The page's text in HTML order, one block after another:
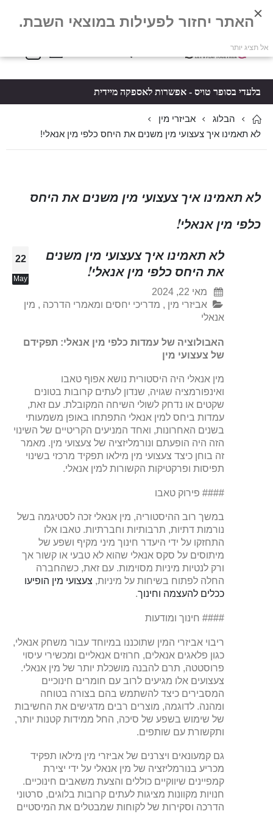
Toggle
סל קניות
בלעדי בסופר טויס - אפשרות לאספקה מיידית
הבלוג
אביזרי מין
לא תאמינו איך צעצועי מין משנים את היחס כלפי מין אנאלי!
לא תאמינו איך צעצועי מין משנים את היחס
כלפי מין אנאלי!
22
May
לא תאמינו איך צעצועי מין משנים
את היחס כלפי מין אנאלי!
מאי 22, 2024
אביזרי מין , מדריכי יחסים ומאמרי הדרכה , מין
אנאלי
האבולוציה של עמדות כלפי מין אנאלי: תפקידם
של צעצועי מין
מין אנאלי היה היסטורית נושא אפוף טאבו
ואינפורמציה שגויה, שנדון לעתים קרובות בטונים
שקטים או נדחק לשולי השיחה המקובלת. עם זאת,
עמדות ביחס למין אנאלי התפתחו באופן משמעותי
בשנים האחרונות, ואחד המניעים הקריטיים של השינוי
הזה היה הופעתם ונורמליזציה של צעצועי מין. מאמר
זה בוחן כיצד צעצועי מין מילאו תפקיד מרכזי בשינוי
תפיסות ופרקטיקות הקשורות למין אנאלי.
#### פירוק טאבו
במשך רוב ההיסטוריה, מין אנאלי זכה לסטיגמה בשל
נורמות דתיות, תרבותיות וחברתיות. טאבו אלו
התחזקו על ידי היעדר חינוך מיני מקיף ושפע של
מיתוסים על סקס אנאלי שהוא לא טבעי או קשור אך
ורק לנטיות מיניות מסוימות. עם זאת, כשהחברה
החלה לפתוח בשיחות על מיניות, צעצועי מין הופיעו
ככלים להעצמה וחינוך.
#### חינוך ומודעות
ריבוי אביזרי המין שתוכננו במיוחד עבור משחק אנאלי,
כגון פלאגים אנאלים, חרוזים אנאליים ומכשירי עיסוי
פרוסטטה, תרם להבנה מושכלת יותר של מין אנאלי.
צעצועים אלו מגיעים לרוב עם חומרים חינוכיים
המסבירים כיצד להשתמש בהם בצורה בטוחה
ומהנה. לדוגמה, מוצרים רבים מדגישים את החשיבות
של שימוש בשפע של סיכה, החל ממידות קטנות יותר,
ותקשורת עם שותפים.
גם קמעונאים ויצרנים של אביזרי מין מילאו תפקיד
מכריע בנורמליזציה של מין אנאלי על ידי יצירת
קמפיינים שיווקיים כוללים והצעת משאבים חינוכיים.
חנויות מקוונות מציגות לעתים קרובות בלוגים, סרטוני
הדרכה וסקירות של לקוחות שמבטלים את המיסטיים
האתר יחזור לפעילות במוצאי השבת.
אל תציג יותר